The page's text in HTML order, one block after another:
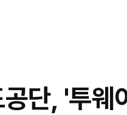
단, '투웨